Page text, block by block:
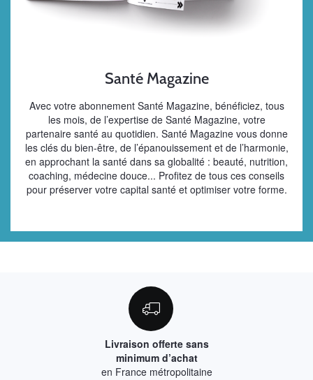
Santé Magazine
Avec votre abonnement Santé Magazine, bénéficiez, tous
les mois, de l’expertise de Santé Magazine, votre
partenaire santé au quotidien. Santé Magazine vous donne
les clés du bien-être, de l’épanouissement et de l’harmonie,
en approchant la santé dans sa globalité : beauté, nutrition,
coaching, médecine douce... Profitez de tous ces conseils
pour préserver votre capital santé et optimiser votre forme.
Livraison offerte sans
minimum d’achat
en France métropolitaine